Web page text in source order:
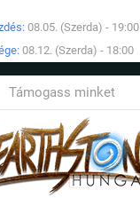
08.05. (Szerda) - 19:00
08.12. (Szerda) - 18:00
Támogass minket